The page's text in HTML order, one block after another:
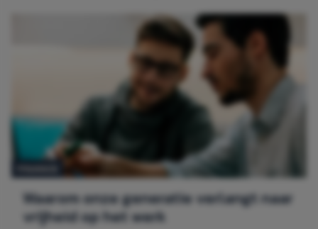
Waarom onze generatie verlangt naar
vrijheid op het werk